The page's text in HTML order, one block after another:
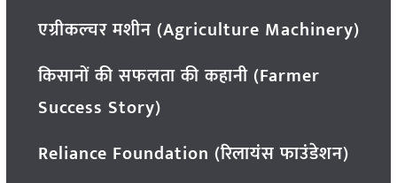
एग्रीकल्चर मशीन (Agriculture Machinery)
किसानों की सफलता की कहानी (Farmer
Success Story)
Reliance Foundation (रिलायंस फाउंडेशन)